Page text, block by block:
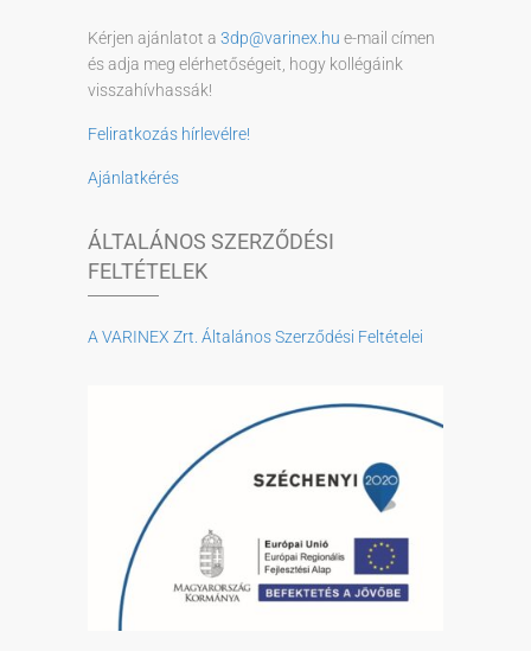
Kérjen ajánlatot a 3dp@varinex.hu e-mail címen
és adja meg elérhetőségeit, hogy kollégáink
visszahívhassák!
Feliratkozás hírlevélre!
Ajánlatkérés
ÁLTALÁNOS SZERZŐDÉSI
FELTÉTELEK
A VARINEX Zrt. Általános Szerződési Feltételei